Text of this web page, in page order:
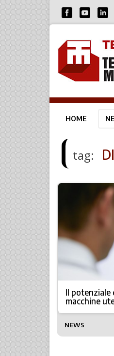
HOME
tag:
Il
macchine
NEWS